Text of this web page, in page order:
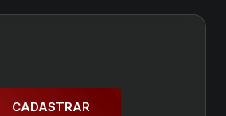
CADASTRAR